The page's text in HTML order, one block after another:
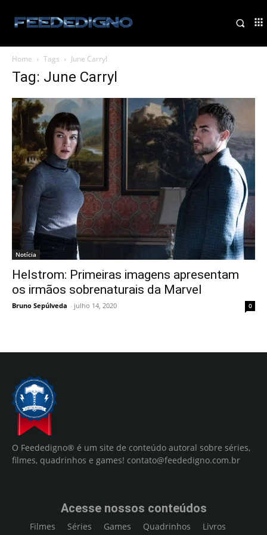
Home Tags June Carryl
Tag: June Carryl
Notícia
Helstrom: Primeiras imagens apresentam
os irmãos sobrenaturais da Marvel
Bruno Sepúlveda - julho 14, 2020 0
O Feededigno® é um site de conteúdo autoral sobre séries,
filmes, quadrinhos e games! contato@feededigno.com.br
Acesse nossos conteúdos
Filmes Séries Games Quadrinhos Livros